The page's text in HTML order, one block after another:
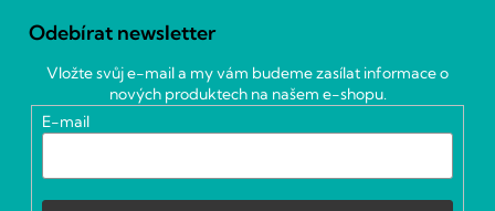
Odebírat newsletter
Vložte svůj e-mail a my vám budeme zasílat informace o
nových produktech na našem e-shopu.
E-mail